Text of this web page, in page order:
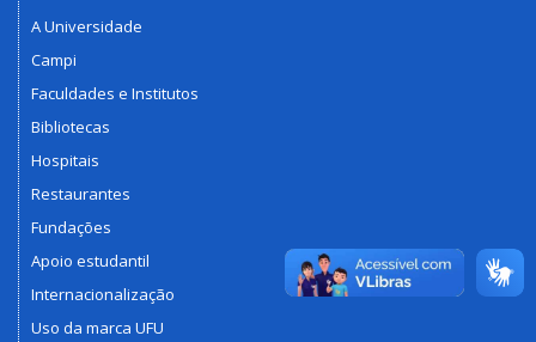
A Universidade
Campi
Faculdades e Institutos
Bibliotecas
Hospitais
Restaurantes
Fundações
Apoio estudantil
Internacionalização
Uso da marca UFU